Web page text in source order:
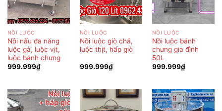
NỒI LUỘC
Nồi nấu đa năng
luộc gà, luộc vịt,
luộc bánh chưng
999.999₫
NỒI LUỘC
Nồi luộc giò chả,
luộc thịt, hấp giò
999.999₫
NỒI LUỘC
Nồi luộc bánh
chưng gia đình
50L
999.999₫